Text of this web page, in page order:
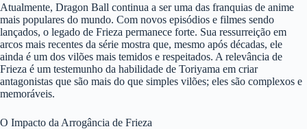
Atualmente, Dragon Ball continua a ser uma das franquias de anime
mais populares do mundo. Com novos episódios e filmes sendo
lançados, o legado de Frieza permanece forte. Sua ressurreição em
arcos mais recentes da série mostra que, mesmo após décadas, ele
ainda é um dos vilões mais temidos e respeitados. A relevância de
Frieza é um testemunho da habilidade de Toriyama em criar
antagonistas que são mais do que simples vilões; eles são complexos e
memoráveis.
O Impacto da Arrogância de Frieza